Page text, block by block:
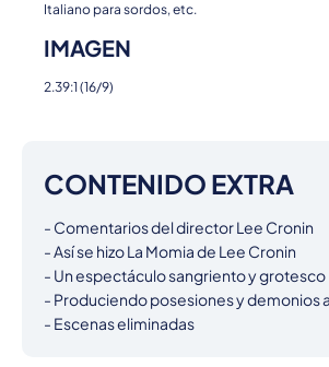
Italiano para sordos, etc.
IMAGEN
2.39:1 (16/9)
CONTENIDO EXTRA
- Comentarios del director Lee Cronin
- Así se hizo La Momia de Lee Cronin
- Un espectáculo sangriento y grotesco
- Produciendo posesiones y demonios
- Escenas eliminadas